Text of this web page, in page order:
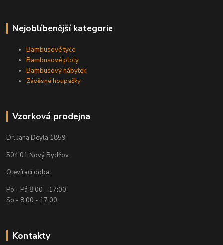
Nejoblíbenější kategorie
Bambusové tyče
Bambusové ploty
Bambusový nábytek
Závěsné houpačky
Vzorková prodejna
Dr. Jana Deyla 1859
504 01 Nový Bydžov
Otevírací doba:
Po - Pá 8:00 - 17:00
So - 8:00 - 17:00
Kontakty